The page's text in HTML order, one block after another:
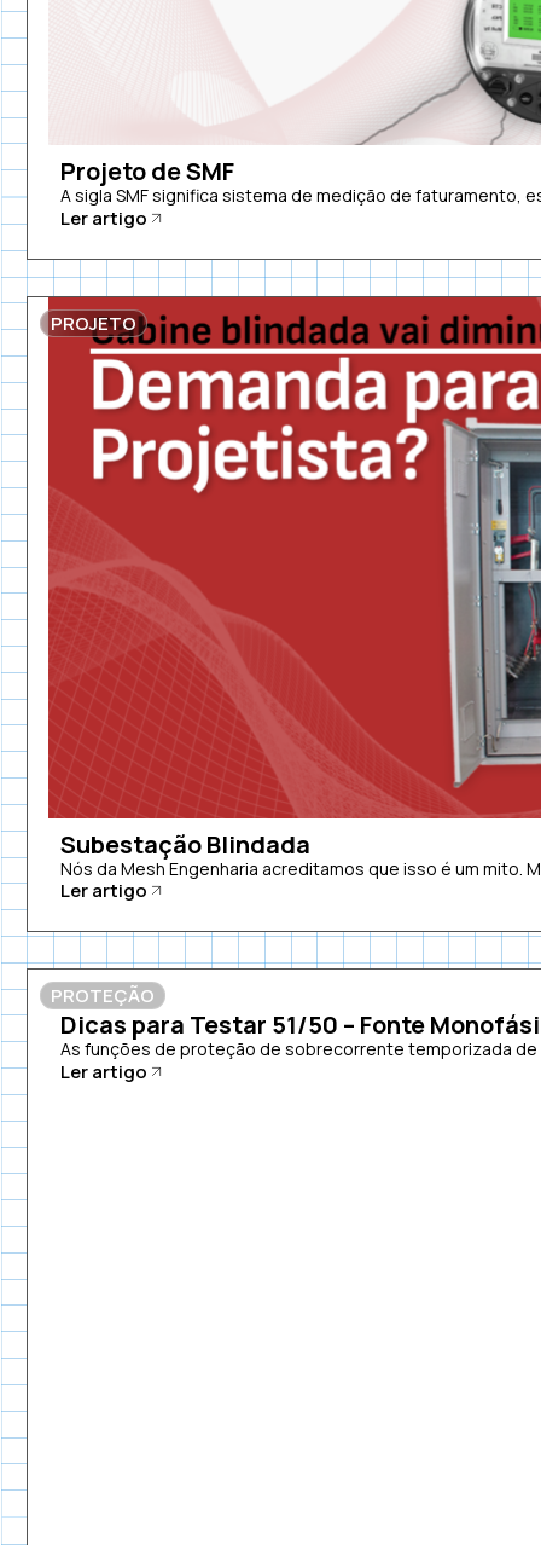
Projeto de SMF
A sigla SMF significa sistema de medição de faturamento,
Ler artigo
PROJETO
Subestação Blindada
Nós da Mesh Engenharia acreditamos que isso é um mito.
Ler artigo
PROTEÇÃO
Dicas para Testar 51/50 – Fonte
As funções de proteção de sobrecorrente temporizada de
Ler artigo